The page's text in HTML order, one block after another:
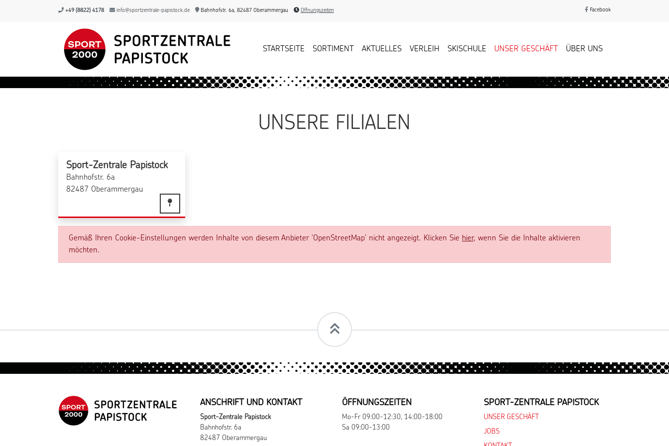
+49 (8822) 4178 info@sportzentrale-papistock.de Bahnhofstr. 6a, 82487 Oberammergau Öffnungszeiten Facebook
STARTSEITE SORTIMENT AKTUELLES VERLEIH SKISCHULE UNSER GESCHÄFT ÜBER UNS
UNSERE FILIALEN
Sport-Zentrale Papistock
Bahnhofstr. 6a
82487 Oberammergau
Gemäß Ihren Cookie-Einstellungen werden Inhalte von diesem Anbieter 'OpenStreetMap' nicht angezeigt. Klicken Sie hier, wenn Sie die Inhalte aktivieren
möchten.
ANSCHRIFT UND KONTAKT
Sport-Zentrale Papistock
Bahnhofstr. 6a
82487 Oberammergau
ÖFFNUNGSZEITEN
Mo-Fr 09:00-12:30, 14:00-18:00
Sa 09:00-13:00
SPORT-ZENTRALE PAPISTOCK
UNSER GESCHÄFT
JOBS